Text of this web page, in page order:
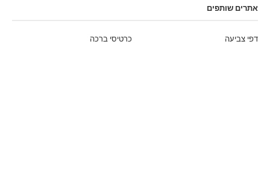
אתרים שותפים
כרטיסי ברכה דפי צביעה